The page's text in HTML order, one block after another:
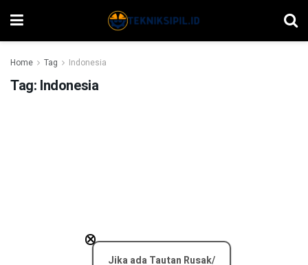
Home Tag Indonesia
Tag: Indonesia
Jika ada Tautan Rusak/
×